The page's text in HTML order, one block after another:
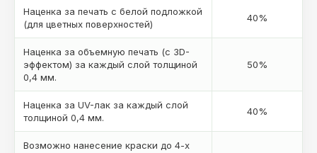
Наценка за печать с белой подложкой
(для цветных поверхностей)
40%
Наценка за объемную печать (с 3D-
эффектом) за каждый слой толщиной
0,4 мм.
50%
Наценка за UV-лак за каждый слой
толщиной 0,4 мм.
40%
Возможно нанесение краски до 4-х